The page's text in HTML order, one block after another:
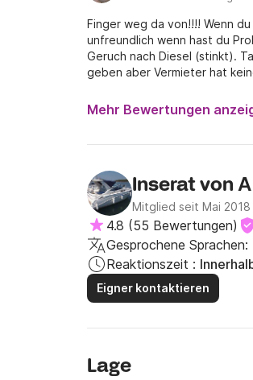
Finger weg da von!!!! Wenn
unfreundlich wenn hast du
Geruch nach Diesel (stinkt).
geben aber Vermieter hat
anrufen die hilft schon. !!!!!!!!!!F
Mehr Bewertungen
Inserat von
Mitglied seit Mai 2018
4.8 (55 Bewertungen)
Gesprochene Sprachen:
Reaktionszeit :
Eigner kontaktieren
Lage